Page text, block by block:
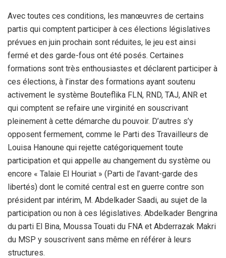
Avec toutes ces conditions, les manœuvres de certains
partis qui comptent participer à ces élections législatives
prévues en juin prochain sont réduites, le jeu est ainsi
fermé et des garde-fous ont été posés. Certaines
formations sont très enthousiastes et déclarent participer à
ces élections, à l’instar des formations ayant soutenu
activement le système Bouteflika FLN, RND, TAJ, ANR et
qui comptent se refaire une virginité en souscrivant
pleinement à cette démarche du pouvoir. D’autres s’y
opposent fermement, comme le Parti des Travailleurs de
Louisa Hanoune qui rejette catégoriquement toute
participation et qui appelle au changement du système ou
encore « Talaie El Houriat » (Parti de l’avant-garde des
libertés) dont le comité central est en guerre contre son
président par intérim, M. Abdelkader Saadi, au sujet de la
participation ou non à ces législatives. Abdelkader Bengrina
du parti El Bina, Moussa Touati du FNA et Abderrazak Makri
du MSP y souscrivent sans même en référer à leurs
structures.